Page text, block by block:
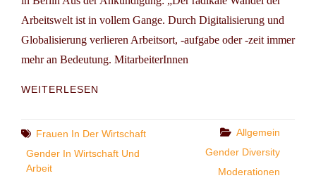
Arbeitswelt ist in vollem Gange. Durch Digitalisierung und
Globalisierung verlieren Arbeitsort, -aufgabe oder -zeit immer
mehr an Bedeutung. MitarbeiterInnen
WEITERLESEN
CHANCEN
RISIKEN
Tags
Frauen In Der Wirtschaft
Gender In Wirtschaft Und
Arbeit
Categories
Allgemein
Gender Diversity
Moderationen